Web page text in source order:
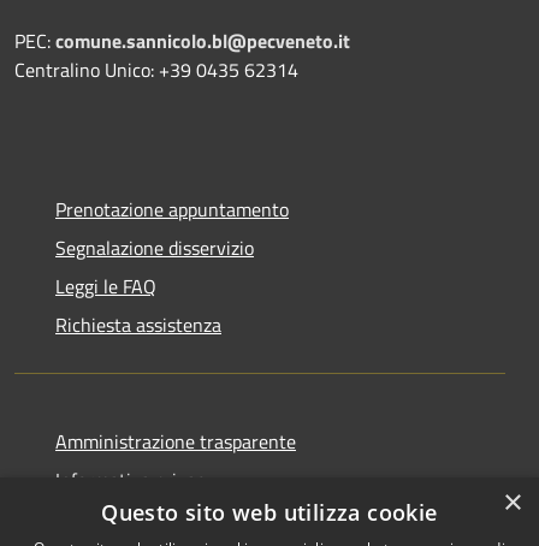
PEC:comune.sannicolo.bl@pecveneto.it
Centralino Unico: +39 0435 62314
Prenotazione appuntamento
Segnalazione disservizio
Leggi le FAQ
Richiesta assistenza
Amministrazione trasparente
Informativa privacy
Note legali
×
Questo sito web utilizza cookie